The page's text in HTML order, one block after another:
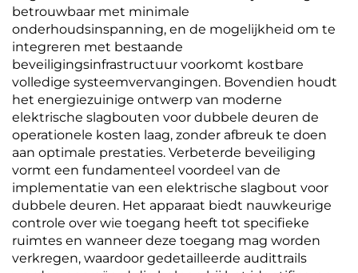
betrouwbaar met minimale
onderhoudsinspanning, en de mogelijkheid om te
integreren met bestaande
beveiligingsinfrastructuur voorkomt kostbare
volledige systeemvervangingen. Bovendien houdt
het energiezuinige ontwerp van moderne
elektrische slagbouten voor dubbele deuren de
operationele kosten laag, zonder afbreuk te doen
aan optimale prestaties. Verbeterde beveiliging
vormt een fundamenteel voordeel van de
implementatie van een elektrische slagbout voor
dubbele deuren. Het apparaat biedt nauwkeurige
controle over wie toegang heeft tot specifieke
ruimtes en wanneer deze toegang mag worden
verkregen, waardoor gedetailleerde audittrails